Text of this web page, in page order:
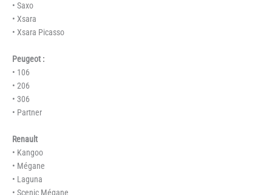
• Saxo
• Xsara
• Xsara Picasso
Peugeot :
• 106
• 206
• 306
• Partner
Renault
• Kangoo
• Mégane
• Laguna
• Scenic Mégane